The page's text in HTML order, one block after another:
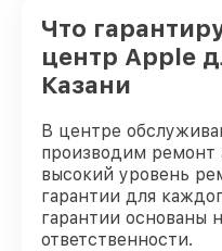
Что
центр Apple
Казани
В центре
производим ремонт
высокий уровень
гарантии для
гарантии основаны
ответственности.